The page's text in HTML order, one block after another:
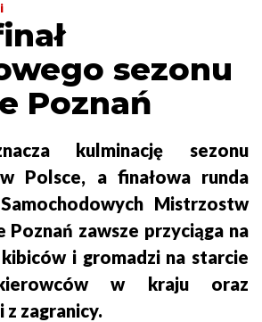
sezonu
Poznań
kulminację sezonu
Polsce, a finałowa runda
Mistrzostw
Poznań zawsze przyciąga na
i gromadzi na starcie
w kraju oraz
z zagranicy.